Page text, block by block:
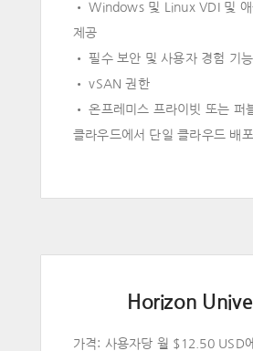
• Windows 및 Linux VDI 및 애
제공
• 필수 보안 및 사용자 경험 기능
• vSAN 권한
• 온프레미스 프라이빗 또는 퍼
클라우드에서 단일 클라우드 배포
Horizon
가격: 사용자당 월 $12.50 USD